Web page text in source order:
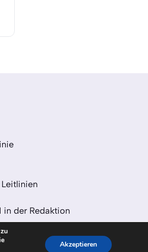
in der Redaktion
Akzeptieren